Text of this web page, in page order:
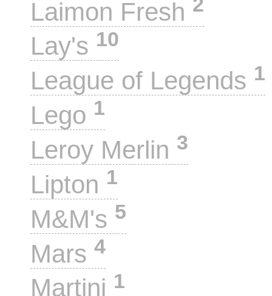
Laimon Fresh
Lay's 10
League of Legends 1
Lego 1
Leroy Merlin 3
Lipton 1
M&M's 5
Mars 4
Martini 1